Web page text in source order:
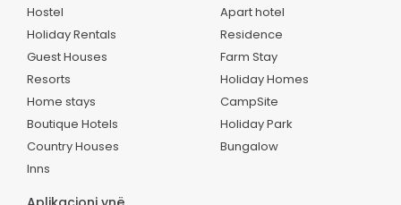
Hostel
Holiday Rentals
Guest Houses
Resorts
Home stays
Boutique Hotels
Country Houses
Inns
Apart hotel
Residence
Farm Stay
Holiday Homes
CampSite
Holiday Park
Bungalow